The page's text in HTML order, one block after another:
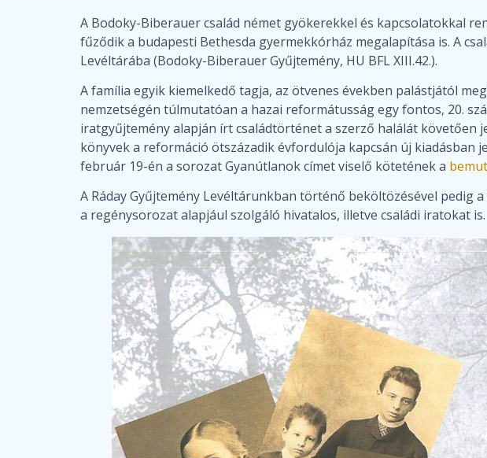
A Bodoky-Biberauer család német gyökerekkel és kapcsolatokkal
fűződik a budapesti Bethesda gyermekkórház megalapítása is. A
Levéltárába (Bodoky-Biberauer Gyűjtemény, HU BFL XIII.42.).
A família egyik kiemelkedő tagja, az ötvenes években palástjától
nemzetségén túlmutatóan a hazai reformátusság egy fontos, 20.
iratgyűjtemény alapján írt családtörténet a szerző halálát követően
könyvek a reformáció ötszázadik évfordulója kapcsán új kiadásban
február 19-én a sorozat Gyanútlanok címet viselő kötetének a
A Ráday Gyűjtemény Levéltárunkban történő beköltözésével
a regénysorozat alapjául szolgáló hivatalos, illetve családi iratokat is.